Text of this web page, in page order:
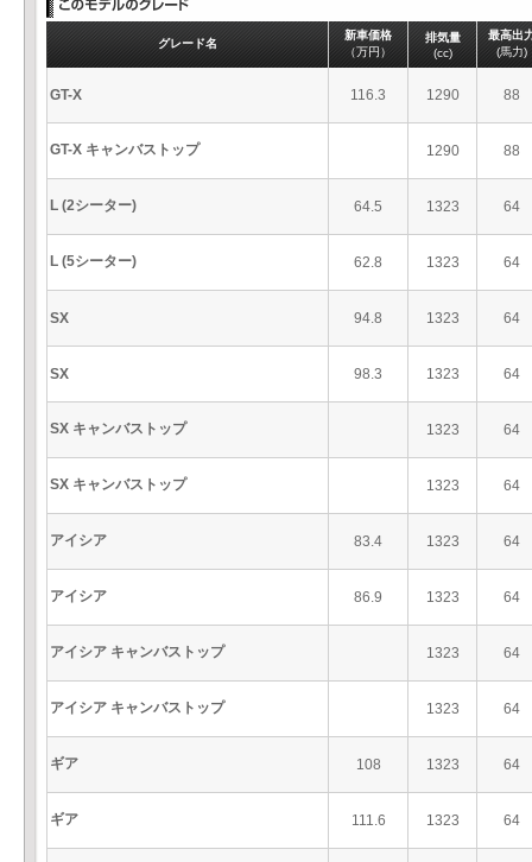
グレード名
新車価格
（万円）
排気量
(cc)
最高出
(馬力)
GT-X 116.3 1290 88
GT-X キャンバストップ 1290 88
L (2シーター) 64.5 1323 64
L (5シーター) 62.8 1323 64
SX 94.8 1323 64
SX 98.3 1323 64
SX キャンバストップ 1323 64
SX キャンバストップ 1323 64
アイシア 83.4 1323 64
アイシア 86.9 1323 64
アイシア キャンバストップ 1323 64
アイシア キャンバストップ 1323 64
ギア 108 1323 64
ギア 111.6 1323 64